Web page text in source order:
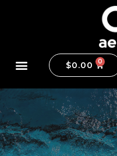
$0.00